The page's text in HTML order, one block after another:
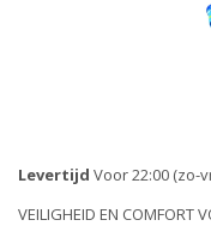
Levertijd Voor 22:00
VEILIGHEID EN COMFORT